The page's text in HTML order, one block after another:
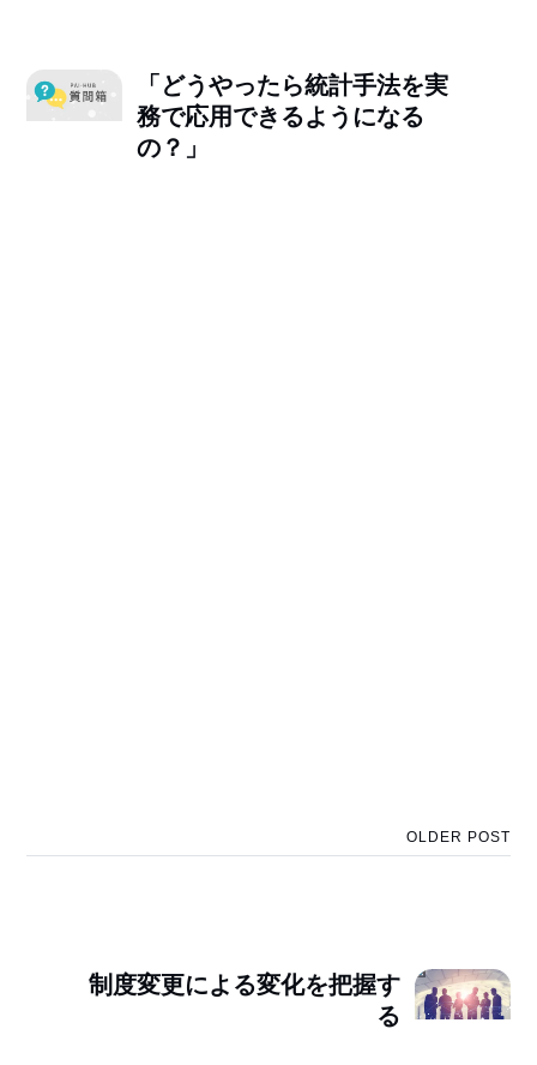
「どうやったら統計手法を実
務で応用できるようになる
の？」
OLDER POST
制度変更による変化を把握す
る